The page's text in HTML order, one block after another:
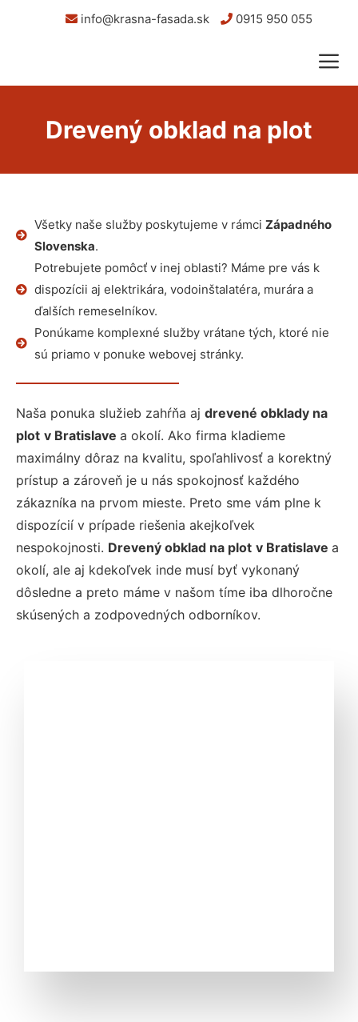
info@krasna-fasada.sk 0915 950 055
Drevený obklad na plot
Všetky naše služby poskytujeme v rámci Západného
Slovenska.
Potrebujete pomôcť v inej oblasti? Máme pre vás k
dispozícii aj elektrikára, vodoinštalatéra, murára a
ďalších remeselníkov.
Ponúkame komplexné služby vrátane tých, ktoré nie
sú priamo v ponuke webovej stránky.
Naša ponuka služieb zahŕňa aj drevené obklady na
plot v Bratislave a okolí. Ako firma kladieme
maximálny dôraz na kvalitu, spoľahlivosť a korektný
prístup a zároveň je u nás spokojnosť každého
zákazníka na prvom mieste. Preto sme vám plne k
dispozícií v prípade riešenia akejkoľvek
nespokojnosti. Drevený obklad na plot v Bratislave a
okolí, ale aj kdekoľvek inde musí byť vykonaný
dôsledne a preto máme v našom tíme iba dlhoročne
skúsených a zodpovedných odborníkov.